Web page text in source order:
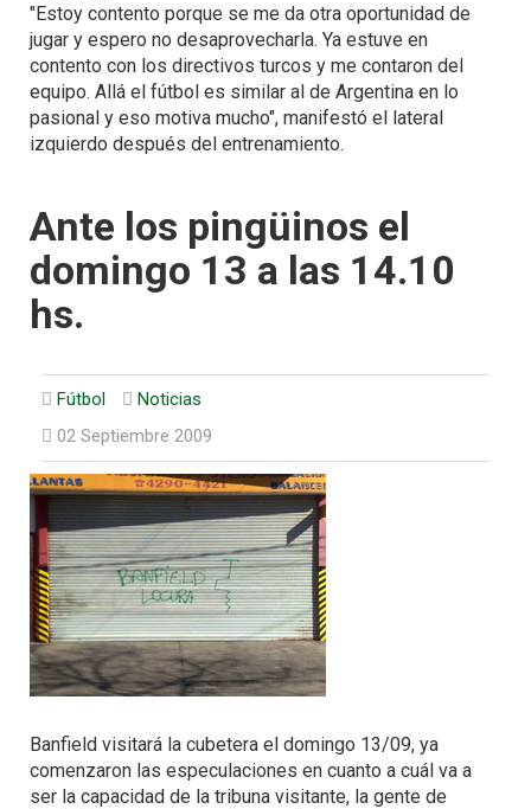
"Estoy contento porque se me da otra oportunidad de
jugar y espero no desaprovecharla. Ya estuve en
contento con los directivos turcos y me contaron del
equipo. Allá el fútbol es similar al de Argentina en lo
pasional y eso motiva mucho", manifestó el lateral
izquierdo después del entrenamiento.
Ante los pingüinos el
domingo 13 a las 14.10
hs.
Fútbol
Noticias
02 Septiembre 2009
Banfield visitará la cubetera el domingo 13/09, ya
comenzaron las especulaciones en cuanto a cuál va a
ser la capacidad de la tribuna visitante, la gente de